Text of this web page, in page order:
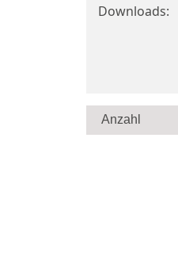
Downloads: